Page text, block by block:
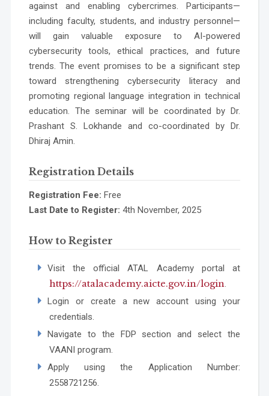
against and enabling cybercrimes. Participants—
including faculty, students, and industry personnel—
will gain valuable exposure to AI-powered
cybersecurity tools, ethical practices, and future
trends. The event promises to be a significant step
toward strengthening cybersecurity literacy and
promoting regional language integration in technical
education. The seminar will be coordinated by Dr.
Prashant S. Lokhande and co-coordinated by Dr.
Dhiraj Amin.
Registration Details
Registration Fee: Free
Last Date to Register: 4th November, 2025
How to Register
Visit the official ATAL Academy portal at
https://atalacademy.aicte.gov.in/login.
Login or create a new account using your
credentials.
Navigate to the FDP section and select the
VAANI program.
Apply using the Application Number:
2558721256.